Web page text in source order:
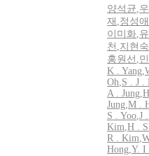
양석균,
재 ,정성애
이미화,
천 ,지현숙
홍원선 ,
K . Yang,
Oh,S . J .
A . Jung,
Jung,M .
S . Yoo,J
Kim,H .
R . Kim,
Hong,Y. I